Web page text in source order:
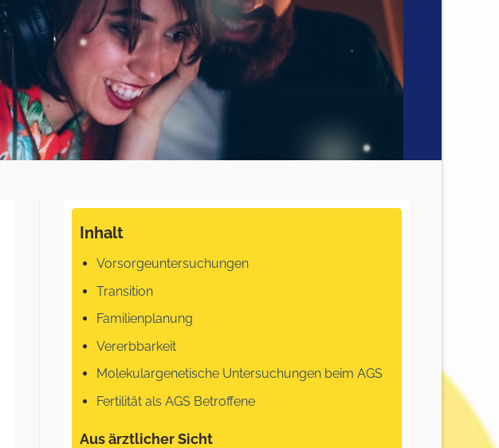
Inhalt
Vorsorgeuntersuchungen
Transition
Familienplanung
Vererbbarkeit
Molekulargenetische Untersuchungen beim AGS
Fertilität als AGS Betroffene
Aus ärztlicher Sicht